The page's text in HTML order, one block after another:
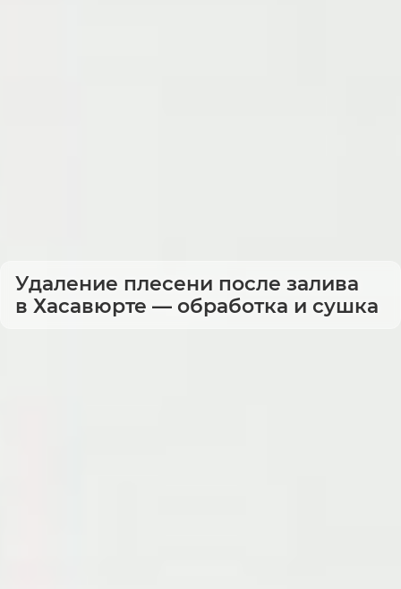
Удаление плесени после залива
в Хасавюрте — обработка и сушка